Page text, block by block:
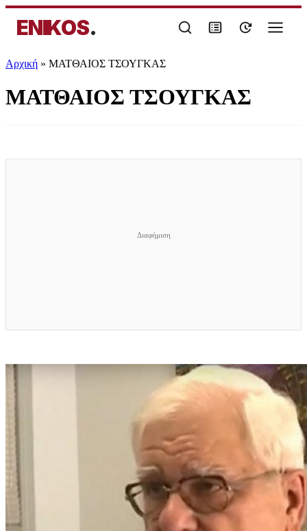
ENIKOS.
Αρχική » ΜΑΤΘΑΙΟΣ ΤΣΟΥΓΚΑΣ
ΜΑΤΘΑΙΟΣ ΤΣΟΥΓΚΑΣ